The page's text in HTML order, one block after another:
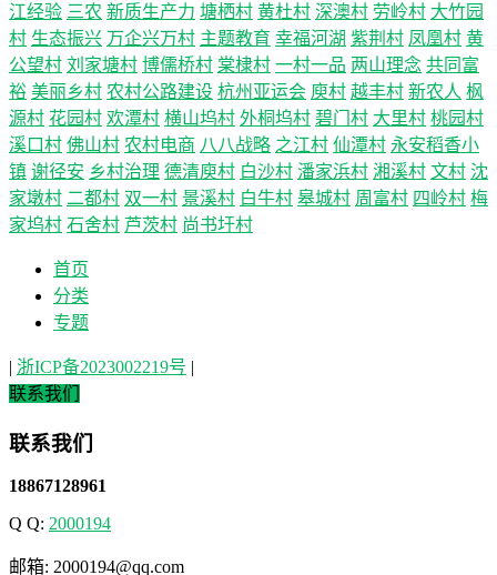
江经验 三农 新质生产力 塘栖村 黄杜村 深澳村 劳岭村 大竹园
村 生态振兴 万企兴万村 主题教育 幸福河湖 紫荆村 凤凰村 黄
公望村 刘家塘村 博儒桥村 棠棣村 一村一品 两山理念 共同富
裕 美丽乡村 农村公路建设 杭州亚运会 庾村 越丰村 新农人 枫
源村 花园村 欢潭村 横山坞村 外桐坞村 碧门村 大里村 桃园村
溪口村 佛山村 农村电商 八八战略 之江村 仙潭村 永安稻香小
镇 谢径安 乡村治理 德清庾村 白沙村 潘家浜村 湘溪村 文村 沈
家墩村 二都村 双一村 景溪村 白牛村 皋城村 周富村 四岭村 梅
家坞村 石舍村 芦茨村 尚书圩村
首页
分类
专题
| 浙ICP备2023002219号 |
联系我们
联系我们
18867128961
Q Q: 2000194
邮箱: 2000194@qq.com